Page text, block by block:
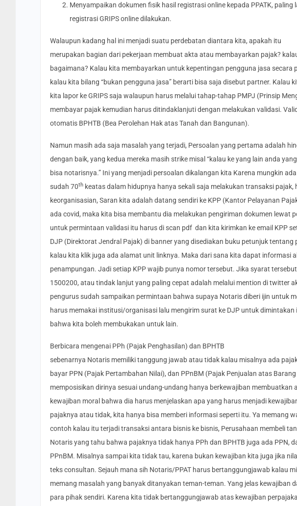
Menyampaikan dokumen fisik hasil registrasi online kepada PPATK,
registrasi GRIPS online dilakukan.
Walaupun kadang hal ini menjadi suatu perdebatan diantara kita, apakah itu
merupakan bagian dari pekerjaan membuat akta atau membayarkan pajak?
bagaimana? Kalau kita membayarkan untuk kepentingan pengguna jasa
kalau kita bilang “bukan pengguna jasa” berarti bisa saja disebut partner. Kalau
kita lapor ke GRIPS saja walaupun harus melalui tahap-tahap PMPJ (Prinsip
membayar pajak kemudian harus ditindaklanjuti dengan melakukan validasi.
otomatis BPHTB (Bea Perolehan Hak atas Tanah dan Bangunan).
Namun masih ada saja masalah yang terjadi, Persoalan yang pertama adalah
dengan baik, yang kedua mereka masih strike misal “kalau ke yang lain anda
bisa notarisnya.” Ini yang menjadi persoalan dikalangan kita Karena mungkin
sudah 70th keatas dalam hidupnya hanya sekali saja melakukan transaksi pajak,
keorganisasian, Saran kita adalah datang sendiri ke KPP (Kantor Pelayanan
ada covid, maka kita bisa membantu dia melakukan pengiriman dokumen lewat
untuk permintaan validasi itu harus di scan pdf dan kita kirimkan ke email KPP
DJP (Direktorat Jendral Pajak) di banner yang disediakan buku petunjuk
kalau kita klik juga ada alamat unit linknya. Maka dari sana kita dapat informasi
penampungan. Jadi setiap KPP wajib punya nomor tersebut. Jika syarat
1500200, atau tindak lanjut yang paling cepat adalah melalui mention di twitter
pengurus sudah sampaikan permintaan bahwa supaya Notaris diberi ijin untuk
harus memakai institusi/organisasi lalu mengirim surat ke DJP untuk
bahwa kita boleh membukakan untuk lain.
Berbicara mengenai PPh (Pajak Penghasilan) dan BPHTB
sebenarnya Notaris memiliki tanggung jawab atau tidak kalau misalnya ada
bayar PPN (Pajak Pertambahan Nilai), dan PPnBM (Pajak Penjualan atas
memposisikan dirinya sesuai undang-undang hanya berkewajiban membuatkan
kewajiban moral bahwa dia harus menjelaskan apa yang harus menjadi
pajaknya atau tidak, kita hanya bisa memberi informasi seperti itu. Ya memang
contoh kalau itu terjadi transaksi antara bisnis ke bisnis, Perusahaan membeli
Notaris yang tahu bahwa pajaknya tidak hanya PPh dan BPHTB juga ada PPN,
PPnBM. Misalnya sampai kita tidak tau, karena bukan kewajiban kita juga jika
teks consultan. Sejauh mana sih Notaris/PPAT harus bertanggungjawab kalau
memang masalah yang banyak ditanyakan teman-teman. Yang jelas kewajiban
para pihak sendiri. Karena kita tidak bertanggungjawab atas kewajiban